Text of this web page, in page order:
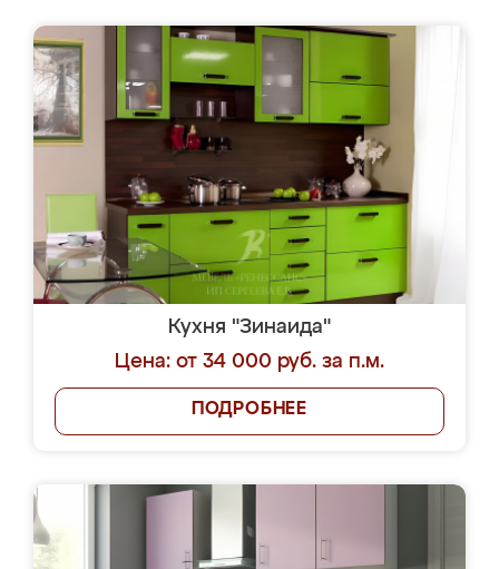
Кухня "Зинаида"
Цена: от 34 000 руб. за п.м.
ПОДРОБНЕЕ